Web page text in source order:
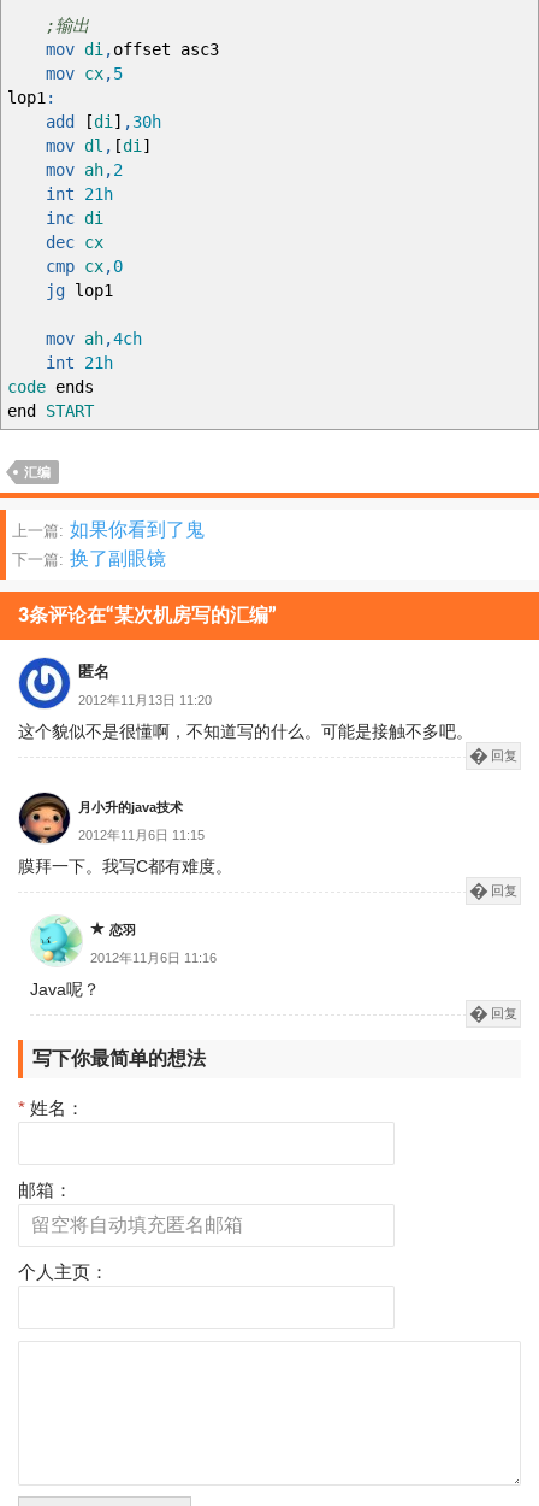
;输出
mov di ,offset asc3
mov cx,5
lop1 :
add
[di ] ,30h
mov dl , [di ]
mov ah,2
int
21h
inc di
dec cx
cmp cx,0
jg lop1
mov ah,4ch
int
21h
code ends
end START
汇编
文
章
分
页
上一篇: 如果你看到了鬼
下一篇: 换了副眼镜
3条评论在“某次机房写的汇编”
匿名
2012年11月13日 11:20
这个貌似不是很懂啊，不知道写的什么。可能是接触不多吧。
回复
月小升的java技术
2012年11月6日 11:15
膜拜一下。我写C都有难度。
回复
恋羽
2012年11月6日 11:16
Java呢？
回复
写下你最简单的想法
* 姓名：
邮箱：
个人主页：